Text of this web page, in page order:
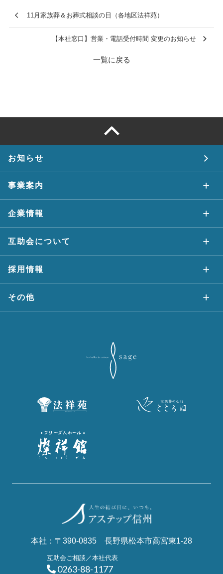
11月家族葬＆お葬式相談の日（各地区法祥苑）
一覧に戻る
【本社窓口】営業・電話受付時間 変更のお知らせ
お知らせ
事業案内
企業情報
互助会について
採用情報
その他
本社：〒390-0835 長野県松本市高宮東1-28
互助会ご相談／本社代表
0263-88-1177